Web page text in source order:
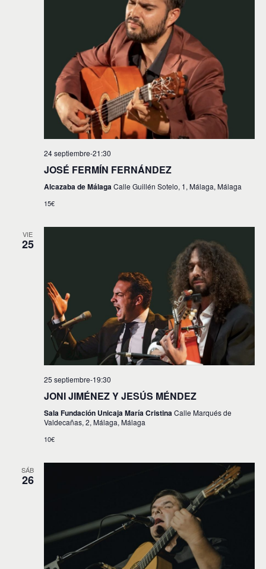
24 septiembre-21:30
JOSÉ FERMÍN FERNÁNDEZ
Alcazaba de MálagaCalle Guillén Sotelo, 1, Málaga, Málaga
15€
VIE
25
25 septiembre-19:30
JONI JIMÉNEZ Y JESÚS MÉNDEZ
Sala Fundación Unicaja María CristinaCalle Marqués de
Valdecañas, 2, Málaga, Málaga
10€
SÁB
26